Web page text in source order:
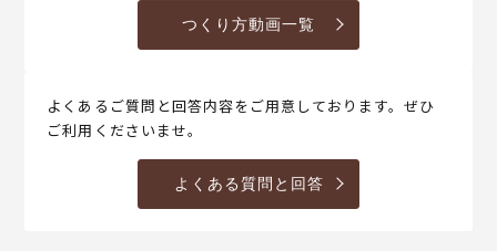
つくり方動画一覧
よくあるご質問と回答内容をご用意しております。ぜひ
ご利用くださいませ。
よくある質問と回答